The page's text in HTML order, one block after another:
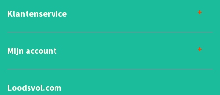
Klantenservice
Mijn account
Loodsvol.com